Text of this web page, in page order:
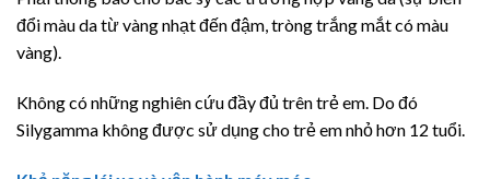
đổi màu da từ vàng nhạt đến đậm, tròng trắng mắt có màu
vàng).
Không có những nghiên cứu đầy đủ trên trẻ em. Do đó
Silygamma không được sử dụng cho trẻ em nhỏ hơn 12 tuổi.